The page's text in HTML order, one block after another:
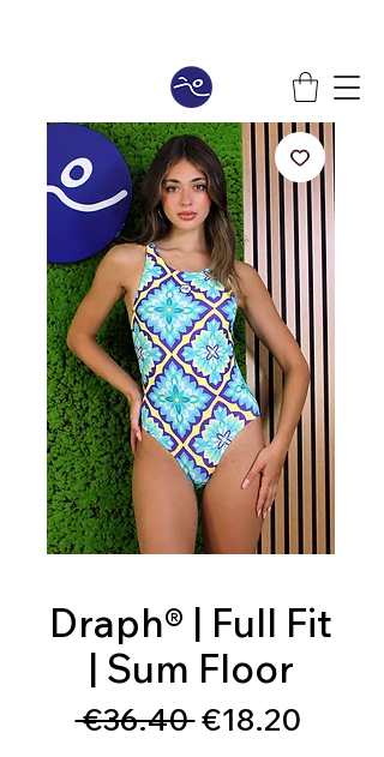
Draph® | Full Fit
| Sum Floor
€36.40 Regular
€18.20Sale